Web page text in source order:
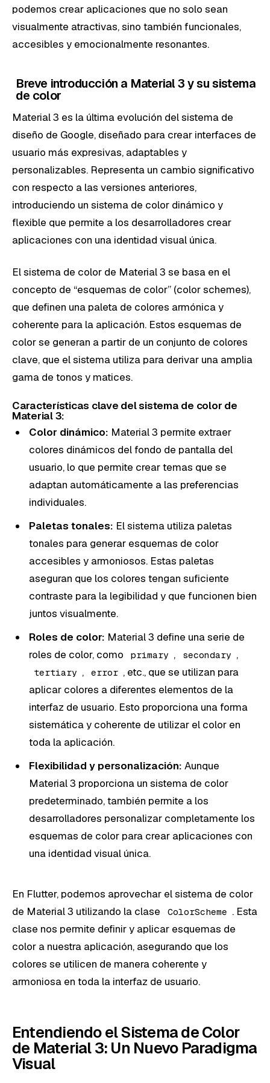
podemos crear aplicaciones que no solo sean
visualmente atractivas, sino también funcionales,
accesibles y emocionalmente resonantes.
Breve introducción a Material 3 y su sistema
de color
Material 3 es la última evolución del sistema de
diseño de Google, diseñado para crear interfaces de
usuario más expresivas, adaptables y
personalizables. Representa un cambio significativo
con respecto a las versiones anteriores,
introduciendo un sistema de color dinámico y
flexible que permite a los desarrolladores crear
aplicaciones con una identidad visual única.
El sistema de color de Material 3 se basa en el
concepto de “esquemas de color” (color schemes),
que definen una paleta de colores armónica y
coherente para la aplicación. Estos esquemas de
color se generan a partir de un conjunto de colores
clave, que el sistema utiliza para derivar una amplia
gama de tonos y matices.
Características clave del sistema de color de
Material 3:
Color dinámico: Material 3 permite extraer
colores dinámicos del fondo de pantalla del
usuario, lo que permite crear temas que se
adaptan automáticamente a las preferencias
individuales.
Paletas tonales: El sistema utiliza paletas
tonales para generar esquemas de color
accesibles y armoniosos. Estas paletas
aseguran que los colores tengan suficiente
contraste para la legibilidad y que funcionen bien
juntos visualmente.
Roles de color: Material 3 define una serie de
roles de color, como
primary , secondary ,
tertiary , error , etc., que se utilizan para
aplicar colores a diferentes elementos de la
interfaz de usuario. Esto proporciona una forma
sistemática y coherente de utilizar el color en
toda la aplicación.
Flexibilidad y personalización: Aunque
Material 3 proporciona un sistema de color
predeterminado, también permite a los
desarrolladores personalizar completamente los
esquemas de color para crear aplicaciones con
una identidad visual única.
En Flutter, podemos aprovechar el sistema de color
de Material 3 utilizando la clase
ColorScheme . Esta
clase nos permite definir y aplicar esquemas de
color a nuestra aplicación, asegurando que los
colores se utilicen de manera coherente y
armoniosa en toda la interfaz de usuario.
Entendiendo el Sistema de Color
de Material 3: Un Nuevo Paradigma
Visual